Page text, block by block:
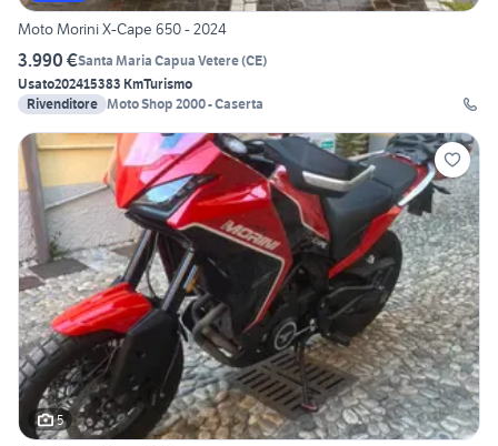
Moto Morini X-Cape 650 - 2024
3.990 €Santa Maria Capua Vetere(CE)
Usato202415383 KmTurismo
Rivenditore Moto Shop 2000 - Caserta
5